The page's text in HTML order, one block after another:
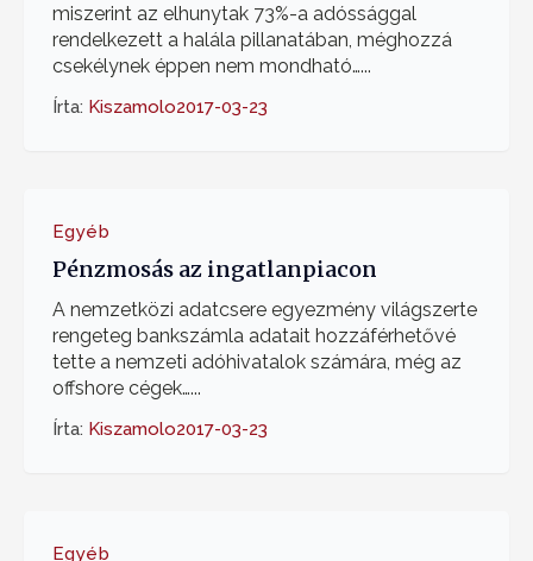
miszerint az elhunytak 73%-a adóssággal
rendelkezett a halála pillanatában, méghozzá
csekélynek éppen nem mondható…...
Írta: Kiszamolo2017-03-23
Egyéb
Pénzmosás az ingatlanpiacon
A nemzetközi adatcsere egyezmény világszerte
rengeteg bankszámla adatait hozzáférhetővé
tette a nemzeti adóhivatalok számára, még az
offshore cégek…...
Írta: Kiszamolo2017-03-23
Egyéb